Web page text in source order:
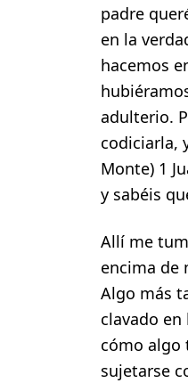
padre
en la
hacemos
adulterio.
codiciarla,
Monte) 1
y sabéis
Allí me
encima de
Algo más
clavado
cómo algo
sujetarse